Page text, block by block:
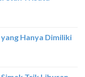
Hanya Dimiliki